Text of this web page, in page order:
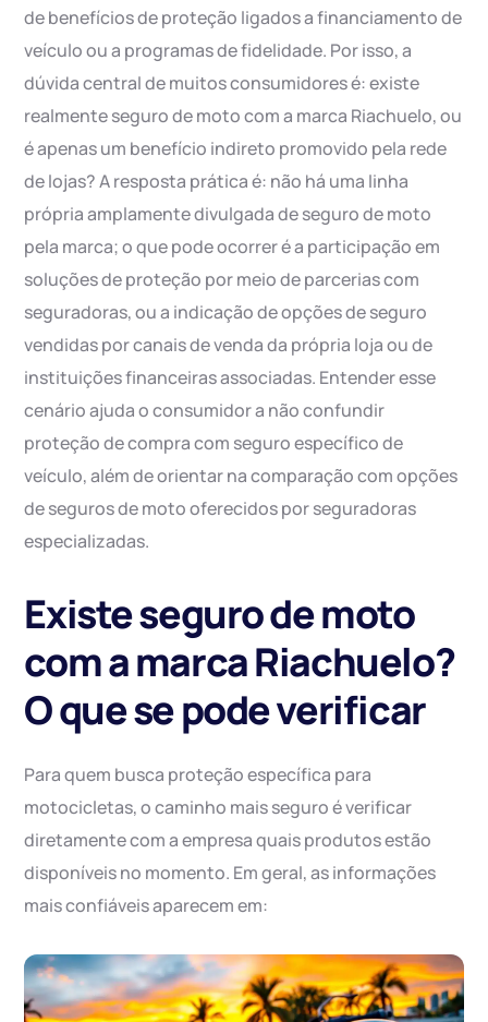
de benefícios de proteção ligados a financiamento de
veículo ou a programas de fidelidade. Por isso, a
dúvida central de muitos consumidores é: existe
realmente seguro de moto com a marca Riachuelo, ou
é apenas um benefício indireto promovido pela rede
de lojas? A resposta prática é: não há uma linha
própria amplamente divulgada de seguro de moto
pela marca; o que pode ocorrer é a participação em
soluções de proteção por meio de parcerias com
seguradoras, ou a indicação de opções de seguro
vendidas por canais de venda da própria loja ou de
instituições financeiras associadas. Entender esse
cenário ajuda o consumidor a não confundir
proteção de compra com seguro específico de
veículo, além de orientar na comparação com opções
de seguros de moto oferecidos por seguradoras
especializadas.
Existe seguro de moto
com a marca Riachuelo?
O que se pode verificar
Para quem busca proteção específica para
motocicletas, o caminho mais seguro é verificar
diretamente com a empresa quais produtos estão
disponíveis no momento. Em geral, as informações
mais confiáveis aparecem em: